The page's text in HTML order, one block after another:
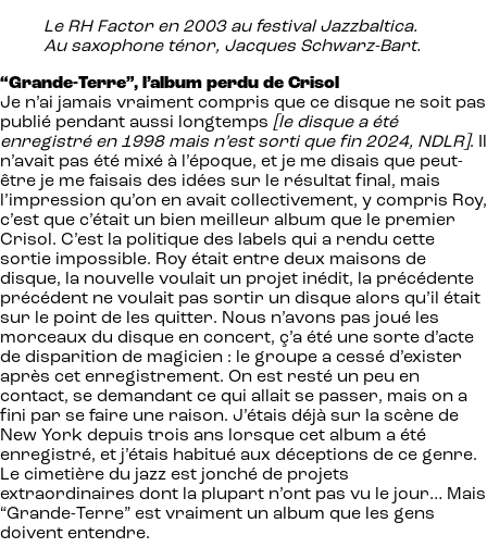
Le RH Factor en 2003 au festival Jazzbaltica.
Au saxophone ténor, Jacques Schwarz-Bart.
“Grande-Terre”, l’album perdu de Crisol
Je n’ai jamais vraiment compris que ce disque ne soit pas
publié pendant aussi longtemps [le disque a été
enregistré en 1998 mais n’est sorti que fin 2024, NDLR]. Il
n’avait pas été mixé à l’époque, et je me disais que peut-
être je me faisais des idées sur le résultat final, mais
l’impression qu’on en avait collectivement, y compris Roy,
c’est que c’était un bien meilleur album que le premier
Crisol. C’est la politique des labels qui a rendu cette
sortie impossible. Roy était entre deux maisons de
disque, la nouvelle voulait un projet inédit, la précédente
précédent ne voulait pas sortir un disque alors qu’il était
sur le point de les quitter. Nous n’avons pas joué les
morceaux du disque en concert, ç’a été une sorte d’acte
de disparition de magicien : le groupe a cessé d’exister
après cet enregistrement. On est resté un peu en
contact, se demandant ce qui allait se passer, mais on a
fini par se faire une raison. J’étais déjà sur la scène de
New York depuis trois ans lorsque cet album a été
enregistré, et j’étais habitué aux déceptions de ce genre.
Le cimetière du jazz est jonché de projets
extraordinaires dont la plupart n’ont pas vu le jour… Mais
“Grande-Terre” est vraiment un album que les gens
doivent entendre.